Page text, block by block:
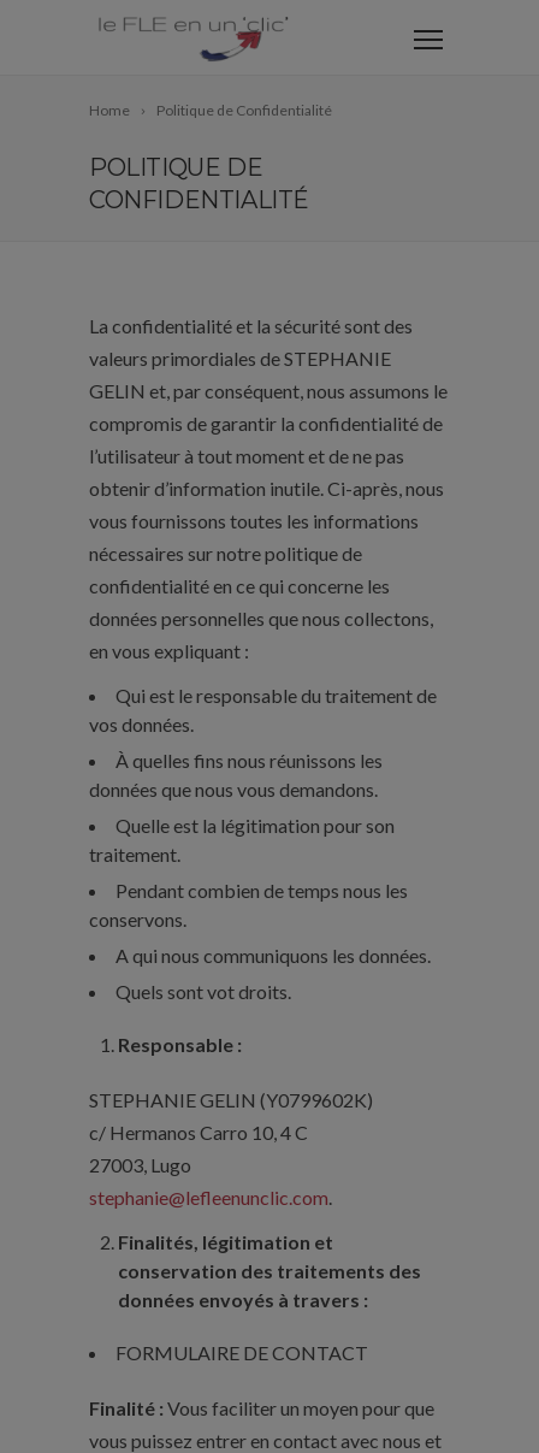
Home Politique de Confidentialité
POLITIQUE DE
CONFIDENTIALITÉ
La confidentialité et la sécurité sont des
valeurs primordiales de STEPHANIE
GELIN et, par conséquent, nous assumons le
compromis de garantir la confidentialité de
l’utilisateur à tout moment et de ne pas
obtenir d’information inutile. Ci-après, nous
vous fournissons toutes les informations
nécessaires sur notre politique de
confidentialité en ce qui concerne les
données personnelles que nous collectons,
en vous expliquant :
Qui est le responsable du traitement de
vos données.
À quelles fins nous réunissons les
données que nous vous demandons.
Quelle est la légitimation pour son
traitement.
Pendant combien de temps nous les
conservons.
A qui nous communiquons les données.
Quels sont vot droits.
Responsable :
STEPHANIE GELIN (Y0799602K)
c/ Hermanos Carro 10, 4 C
27003, Lugo
stephanie@lefleenunclic.com.
Finalités, légitimation et
conservation des traitements des
données envoyés à travers :
FORMULAIRE DE CONTACT
Finalité : Vous faciliter un moyen pour que
vous puissez entrer en contact avec nous et